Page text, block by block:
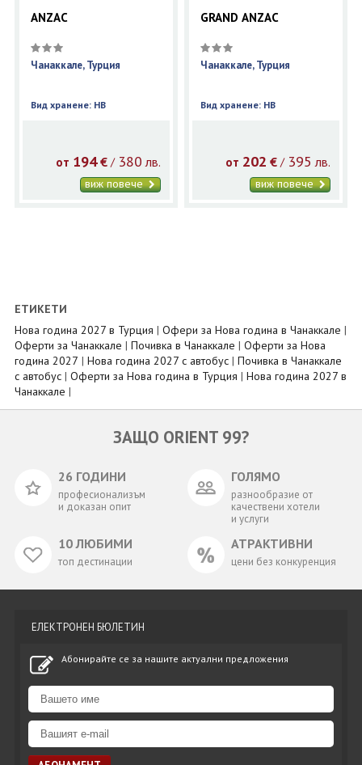
ANZAC
Чанаккале, Турция
Вид хранене: HB
от 194 €/ 380 лв.
виж повече
GRAND ANZAC
Чанаккале, Турция
Вид хранене: HB
от 202 € / 395 лв.
виж повече
ЕТИКЕТИ
Нова година 2027 в Турция | Офери за Нова година в Чанаккале |
Оферти за Чанаккале | Почивка в Чанаккале | Оферти за Нова
година 2027 | Нова година 2027 с автобус | Почивка в Чанаккале
с автобус | Оферти за Нова година в Турция | Нова година 2027 в
Чанаккале |
ЗАЩО ORIENT 99?
26 ГОДИНИ
професионализъм
и доказан опит
ГОЛЯМО
разнообразие от
качествени хотели
и услуги
10 ЛЮБИМИ
топ дестинации
АТРАКТИВНИ
цени без конкуренция
ЕЛЕКТРОНЕН БЮЛЕТИН
Абонирайте се за нашите актуални предложения